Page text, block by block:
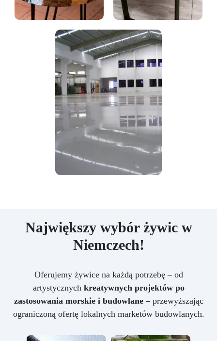
Największy wybór żywic w
Niemczech!
Oferujemy żywice na każdą potrzebę – od
artystycznych kreatywnych projektów po
zastosowania morskie i budowlane– przewyższając
ograniczoną ofertę lokalnych marketów budowlanych.